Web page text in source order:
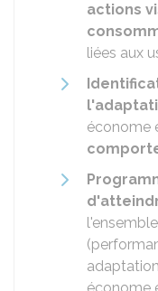
actions
liées aux
économe